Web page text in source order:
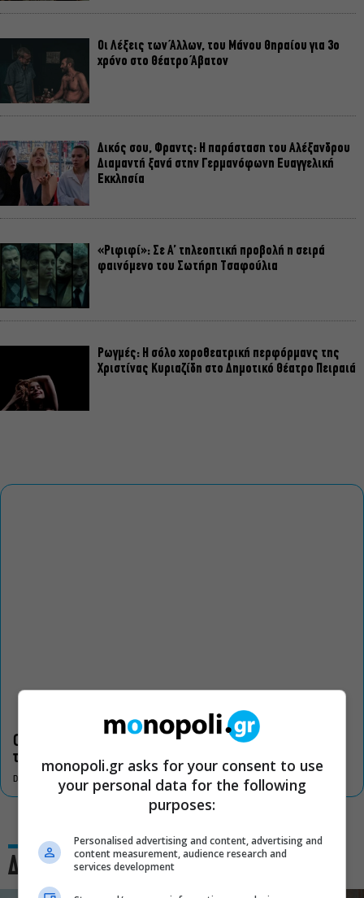
Οι Λέξεις των Άλλων, του Μάνου Θηραίου για 3ο
χρόνο στο Θέατρο Άβατον
Δικός σου, Φραντς: Η παράσταση του Αλέξανδρου
Διαμαντή ξανά στην Γερμανόφωνη Ευαγγελική
Εκκλησία
«Ριφιφί»: Σε Α’ τηλεοπτική προβολή η σειρά
φαινόμενο του Σωτήρη Τσαφούλια
Ρωγμές: Η σόλο χοροθεατρική περφόρμανς της
Χριστίνας Κυριαζίδη στο Δημοτικό Θέατρο Πειραιά
Οι «Τρωάδες» στην Επίδαυρο αλλάζουν την αντίληψη για
τον πολιτισμό
DON'T MISS
Δες και αυτό
monopoli.gr asks for your consent to use
your personal data for the following
purposes:
Personalised advertising and content, advertising and
content measurement, audience research and
services development